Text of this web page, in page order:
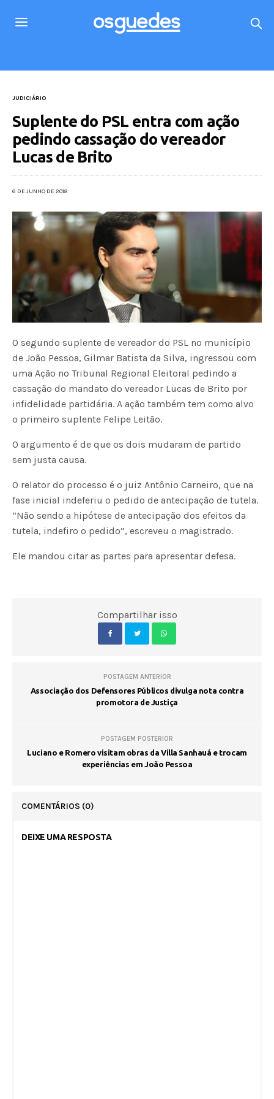
JUDICIÁRIO
Suplente do PSL entra com ação
pedindo cassação do vereador
Lucas de Brito
6 DE JUNHO DE 2018
O segundo suplente de vereador do PSL no município
de João Pessoa, Gilmar Batista da Silva, ingressou com
uma Ação no Tribunal Regional Eleitoral pedindo a
cassação do mandato do vereador Lucas de Brito por
infidelidade partidária. A ação também tem como alvo
o primeiro suplente Felipe Leitão.
O argumento é de que os dois mudaram de partido
sem justa causa.
O relator do processo é o juiz Antônio Carneiro, que na
fase inicial indeferiu o pedido de antecipação de tutela.
“Não sendo a hipótese de antecipação dos efeitos da
tutela, indefiro o pedido”, escreveu o magistrado.
Ele mandou citar as partes para apresentar defesa.
Compartilhar isso
POSTAGEM ANTERIOR
Associação dos Defensores Públicos divulga nota contra
promotora de Justiça
POSTAGEM POSTERIOR
Luciano e Romero visitam obras da Villa Sanhauá e trocam
experiências em João Pessoa
COMENTÁRIOS (0)
DEIXE UMA RESPOSTA